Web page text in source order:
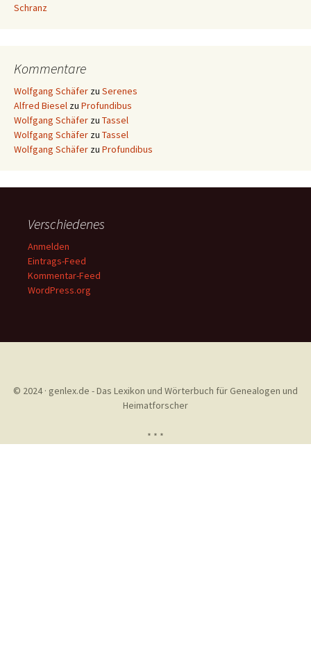
Schranz
Kommentare
Wolfgang Schäfer zu Serenes
Alfred Biesel zu Profundibus
Wolfgang Schäfer zu Tassel
Wolfgang Schäfer zu Tassel
Wolfgang Schäfer zu Profundibus
Verschiedenes
Anmelden
Eintrags-Feed
Kommentar-Feed
WordPress.org
© 2024 · genlex.de - Das Lexikon und Wörterbuch für Genealogen und
Heimatforscher
* * *